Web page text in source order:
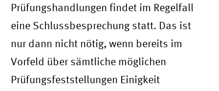
Prüfungshandlungen findet im Regelfall
eine Schlussbesprechung statt. Das ist
nur dann nicht nötig, wenn bereits im
Vorfeld über sämtliche möglichen
Prüfungsfeststellungen Einigkeit